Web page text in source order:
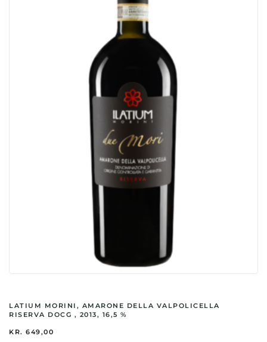
LATIUM MORINI, AMARONE DELLA VALPOLICELLA
RISERVA DOCG , 2013, 16,5 %
KR. 649,00